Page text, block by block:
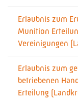
Erlaubnis zum
Munition
Vereinigungen
Erlaubnis zum
betriebenen
Erteilung